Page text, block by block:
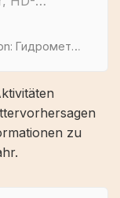
России / Росгидромет
zu